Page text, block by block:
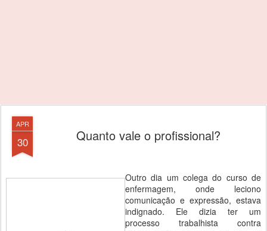
APR
30 Quanto vale o profissional?
Outro dia um colega do curso de
enfermagem, onde leciono
comunicação e expressão, estava
indignado. Ele dizia ter um
processo trabalhista contra